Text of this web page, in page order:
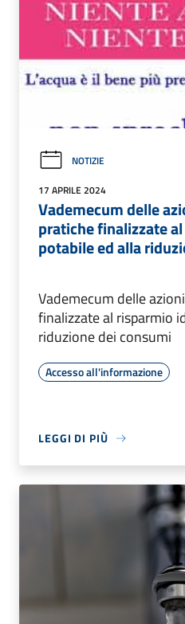
NOTIZIE
17 APRILE 2024
Vademecum delle
pratiche finalizzate
potabile ed alla
Vademecum delle
finalizzate al risparmio
riduzione dei consumi
Accesso all'informazione
LEGGI DI PIÙ